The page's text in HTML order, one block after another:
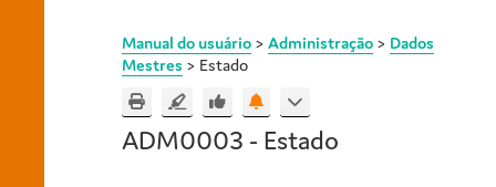
Manual do usuário > Administração > Dados
Mestres > Estado
ADM0003 - Estado